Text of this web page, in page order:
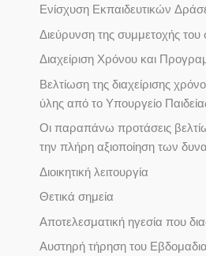
Ενίσχυση Εκπαιδευτικών
Διεύρυνση της συμμετοχής του
Διαχείριση Χρόνου και
Βελτίωση της διαχείρισης
ύλης από το Υπουργείο
Οι παραπάνω προτάσεις
την πλήρη αξιοποίηση των
Διοικητική λειτουργία
Θετικά σημεία
Αποτελεσματική ηγεσία που
Αυστηρή τήρηση του